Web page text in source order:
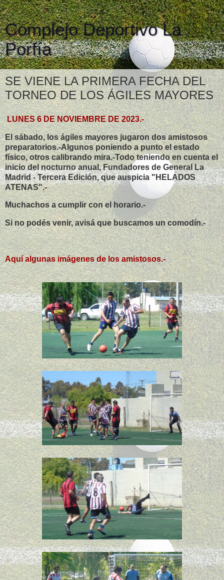
Complejo Deportivo La
Porfía
SE VIENE LA PRIMERA FECHA DEL
TORNEO DE LOS ÁGILES MAYORES
LUNES 6 DE NOVIEMBRE DE 2023.-
El sábado, los ágiles mayores jugaron dos amistosos
preparatorios.-Algunos poniendo a punto el estado
físico, otros calibrando mira.-Todo teniendo en cuenta el
inicio del nocturno anual, Fundadores de General La
Madrid - Tercera Edición, que auspicia "HELADOS
ATENAS".-
Muchachos a cumplir con el horario.-
Si no podés venir, avisá que buscamos un comodín.-
Aquí algunas imágenes de los amistosos.-